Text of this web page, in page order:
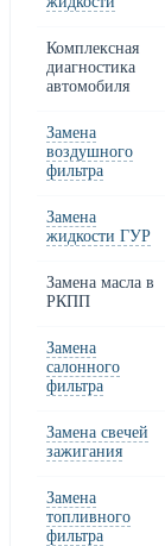
Комплексная
диагностика
автомобиля
Замена
воздушного
фильтра
Замена
жидкости ГУР
Замена масла в
РКПП
Замена
салонного
фильтра
Замена свечей
зажигания
Замена
топливного
фильтра